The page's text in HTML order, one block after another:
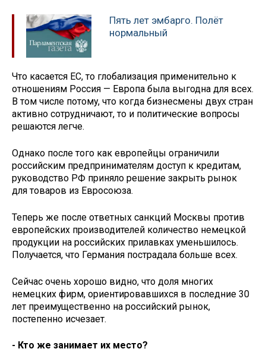
Пять лет эмбарго. Полёт
нормальный
Что касается ЕС, то глобализация применительно к
отношениям Россия — Европа была выгодна для всех.
В том числе потому, что когда бизнесмены двух стран
активно сотрудничают, то и политические вопросы
решаются легче.
Однако после того как европейцы ограничили
российским предпринимателям доступ к кредитам,
руководство РФ приняло решение закрыть рынок
для товаров из Евросоюза.
Теперь же после ответных санкций Москвы против
европейских производителей количество немецкой
продукции на российских прилавках уменьшилось.
Получается, что Германия пострадала больше всех.
Сейчас очень хорошо видно, что доля многих
немецких фирм, ориентировавшихся в последние 30
лет преимущественно на российский рынок,
постепенно исчезает.
- Кто же занимает их место?